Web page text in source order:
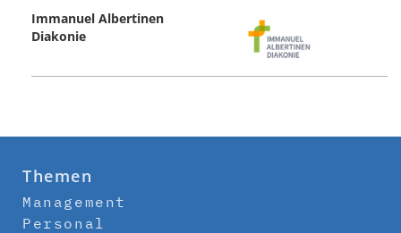
Immanuel Albertinen
Diakonie
Themen
Management
Personal